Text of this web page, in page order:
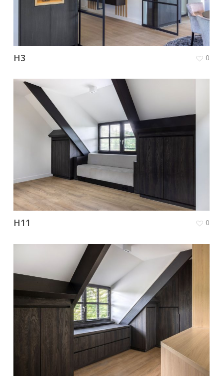
H3 0
H11 0